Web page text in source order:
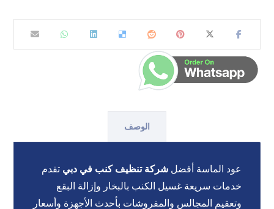
الوصف
عود الماسة أفضلشركة تنظيف كنب في دبي تقدم
خدمات سريعة غسيل الكنب بالبخار وإزالة البقع
وتعقيم المجالس والمفروشات بأحدث الأجهزة وأسعار